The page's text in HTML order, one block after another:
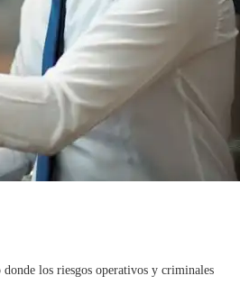
donde los riesgos operativos y criminales